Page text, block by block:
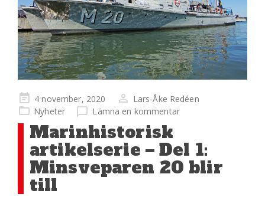
Publicerad
på
4 november, 2020
Lars-Åke Redéen
Nyheter
Lämna en kommentar
Marinhistorisk
artikelserie – Del 1:
Minsveparen 20 blir
till